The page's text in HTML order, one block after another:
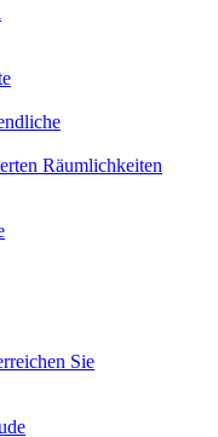
Räumlichkeiten
Sie